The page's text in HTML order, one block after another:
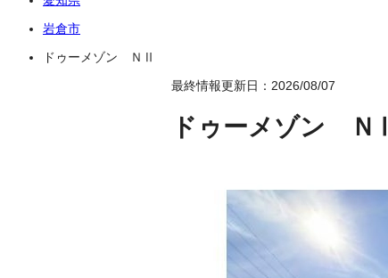
岩倉市
ドゥーメゾン ＮⅡ
最終情報更新日：2026/08/07
ドゥーメゾン ＮⅡ